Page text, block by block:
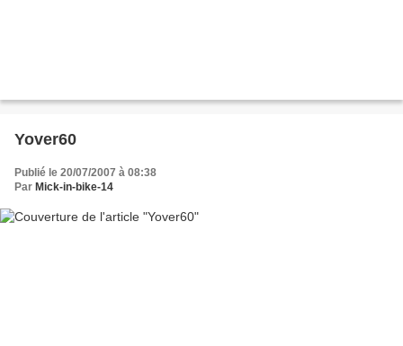
Yover60
Publié le 20/07/2007 à 08:38
Par Mick-in-bike-14